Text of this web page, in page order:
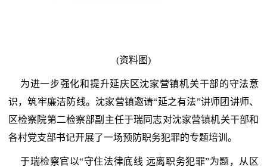
(资料图)
为进一步强化和提升延庆区沈家营镇机关干部的守法意
识，筑牢廉洁防线。沈家营镇邀请“延之有法”讲师团讲师、
区检察院第二检察部副主任于瑞同志对沈家营镇机关干部和
各村党支部书记开展了一场预防职务犯罪的专题培训。
于瑞检察官以“守住法律底线 远离职务犯罪”为题，从区